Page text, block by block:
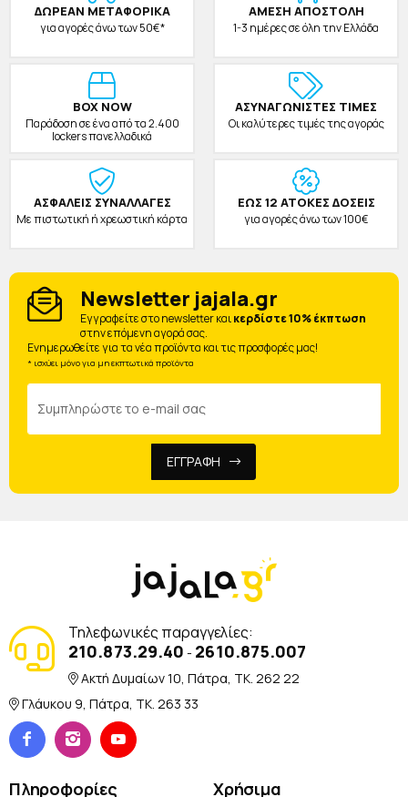
ΔΩΡΕAΝ ΜΕΤΑΦΟΡΙΚΑ
για αγορές άνω των 50€*
ΑΜΕΣΗ ΑΠΟΣΤΟΛΗ
1-3 ημέρες σε όλη την Ελλάδα
BOX NOW
Παράδοση σε ένα από τα 2.400
lockers πανελλαδικά
ΑΣΥΝΑΓΩΝΙΣΤΕΣ ΤΙΜΕΣ
Οι καλύτερες τιμές της αγοράς
ΑΣΦΑΛΕΙΣ ΣΥΝΑΛΛΑΓΕΣ
Με πιστωτική ή χρεωστική κάρτα
ΕΩΣ 12 ΑΤΟΚΕΣ ΔΟΣΕΙΣ
για αγορές άνω των 100€
Newsletter jajala.gr
Eγγραφείτε στο newsletter καικερδίστε 10% έκπτωση
στην επόμενη αγορά σας.
Ενημερωθείτε για τα νέα προϊόντα και τις προσφορές μας!
* ισχύει μόνο για μη εκπτωτικά προϊόντα
ΕΓΓΡΑΦΗ
Τηλεφωνικές παραγγελίες:
210.873.29.40 - 2610.875.007
Ακτή Δυμαίων 10, Πάτρα, TK. 262 22
Γλάυκου 9, Πάτρα, TK. 263 33
Πληροφορίες Χρήσιμα